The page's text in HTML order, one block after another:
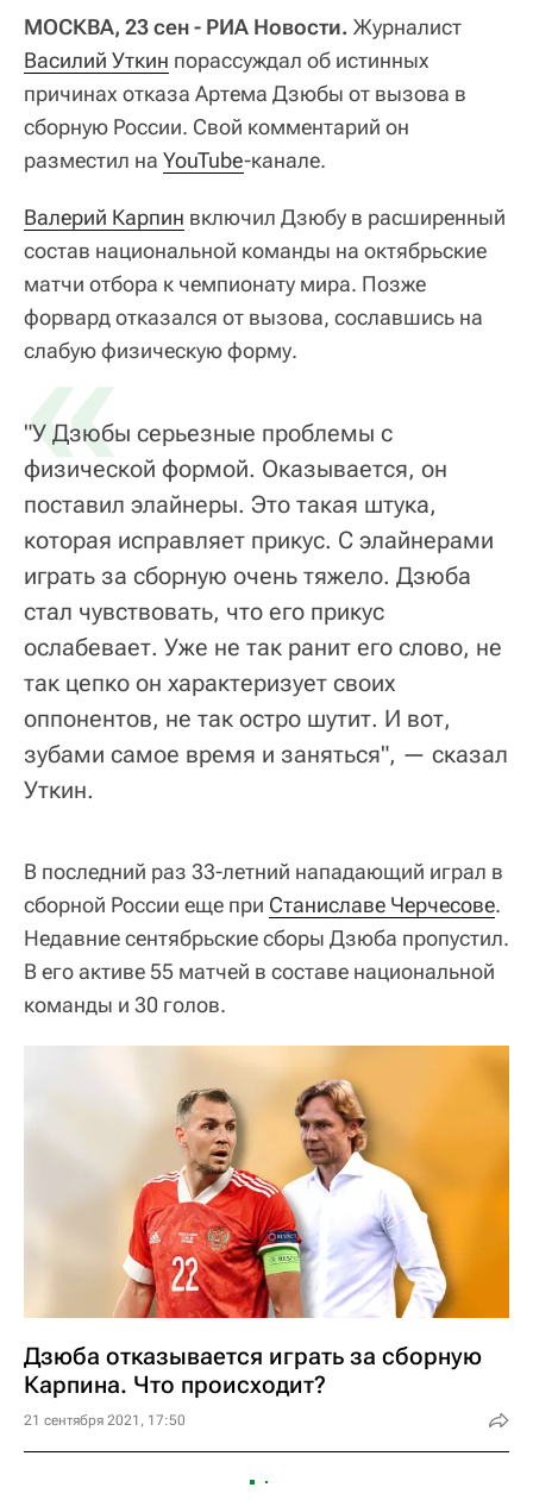
МОСКВА, 23 сен - РИА Новости. Журналист
Василий Уткин порассуждал об истинных
причинах отказа Артема Дзюбы от вызова в
сборную России. Свой комментарий он
разместил на YouTube-канале.
Валерий Карпин включил Дзюбу в расширенный
состав национальной команды на октябрьские
матчи отбора к чемпионату мира. Позже
форвард отказался от вызова, сославшись на
слабую физическую форму.
«
"У Дзюбы серьезные проблемы с
физической формой. Оказывается, он
поставил элайнеры. Это такая штука,
которая исправляет прикус. С элайнерами
играть за сборную очень тяжело. Дзюба
стал чувствовать, что его прикус
ослабевает. Уже не так ранит его слово, не
так цепко он характеризует своих
оппонентов, не так остро шутит. И вот,
зубами самое время и заняться", — сказал
Уткин.
В последний раз 33-летний нападающий играл в
сборной России еще при Станиславе Черчесове.
Недавние сентябрьские сборы Дзюба пропустил.
В его активе 55 матчей в составе национальной
команды и 30 голов.
Дзюба отказывается играть за сборную
Карпина. Что происходит?
21 сентября 2021, 17:50